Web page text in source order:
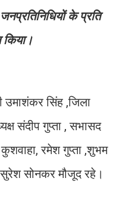
के प्रति
उमाशंकर सिंह ,जिला
संदीप गुप्ता , सभासद
कुशवाहा, रमेश गुप्ता ,शुभम
सुरेश सोनकर मौजूद रहे।